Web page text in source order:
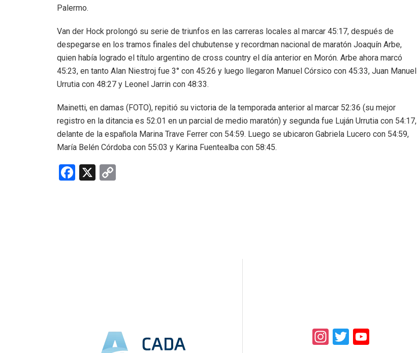
Palermo.
Van der Hock prolongó su serie de triunfos en las carreras locales al marcar 45:17, después de
despegarse en los tramos finales del chubutense y recordman nacional de maratón Joaquín Arbe,
quien había logrado el título argentino de cross country el día anterior en Morón. Arbe ahora marcó
45:23, en tanto Alan Niestroj fue 3° con 45:26 y luego llegaron Manuel Córsico con 45:33, Juan Manuel
Urrutia con 48:27 y Leonel Jarrin con 48:33.
Mainetti, en damas (FOTO), repitió su victoria de la temporada anterior al marcar 52:36 (su mejor
registro en la ditancia es 52:01 en un parcial de medio maratón) y segunda fue Luján Urrutia con 54:17,
delante de la española Marina Trave Ferrer con 54:59. Luego se ubicaron Gabriela Lucero con 54:59,
María Belén Córdoba con 55:03 y Karina Fuentealba con 58:45.
F
X
Instagram
Twitter